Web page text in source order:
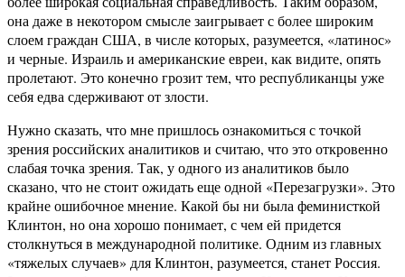
она даже в некотором смысле заигрывает с более широким
слоем граждан США, в числе которых, разумеется, «латинос»
и черные. Израиль и американские евреи, как видите, опять
пролетают. Это конечно грозит тем, что республиканцы уже
себя едва сдерживают от злости.
Нужно сказать, что мне пришлось ознакомиться с точкой
зрения российских аналитиков и считаю, что это откровенно
слабая точка зрения. Так, у одного из аналитиков было
сказано, что не стоит ожидать еще одной «Перезагрузки». Это
крайне ошибочное мнение. Какой бы ни была феминисткой
Клинтон, но она хорошо понимает, с чем ей придется
столкнуться в международной политике. Одним из главных
«тяжелых случаев» для Клинтон, разумеется, станет Россия.